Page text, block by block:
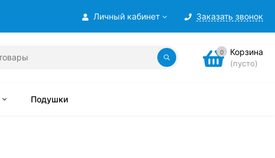
Личный кабинет Заказать звонок
0 Корзина
(пусто)
Подушки